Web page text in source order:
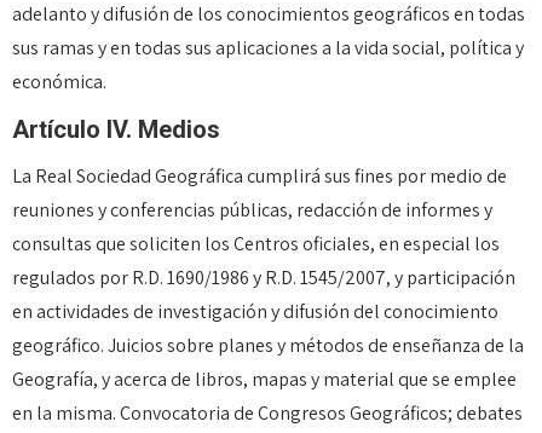
adelanto y difusión de los conocimientos geográficos en todas
sus ramas y en todas sus aplicaciones a la vida social, política y
económica.
Artículo IV. Medios
La Real Sociedad Geográfica cumplirá sus fines por medio de
reuniones y conferencias públicas, redacción de informes y
consultas que soliciten los Centros oficiales, en especial los
regulados por R.D. 1690/1986 y R.D. 1545/2007, y participación
en actividades de investigación y difusión del conocimiento
geográfico. Juicios sobre planes y métodos de enseñanza de la
Geografía, y acerca de libros, mapas y material que se emplee
en la misma. Convocatoria de Congresos Geográficos; debates